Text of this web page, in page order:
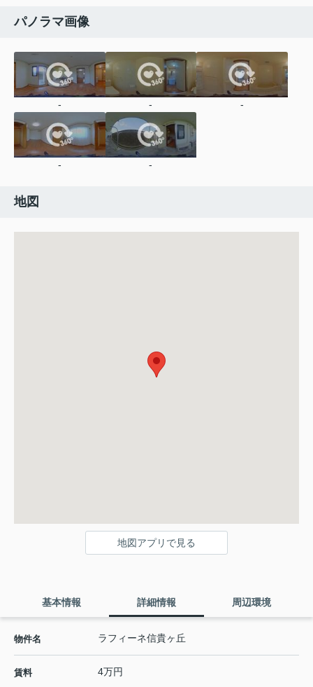
パノラマ画像
- - -
- -
地図
地図アプリで見る
基本情報 詳細情報 周辺環境
物件名 ラフィーネ信貴ヶ丘
賃料 4万円